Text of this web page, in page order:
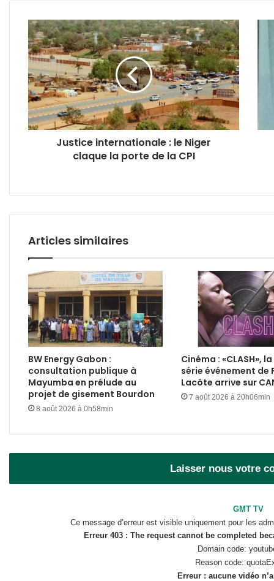
Justice
internationale
:
le
Niger
claque
la
porte
de
Justice internationale : le Niger
claque la porte de la CPI
de
Articles similaires
BW Energy Gabon :
consultation publique à
Mayumba en prélude au
projet de gisement Bourdon
8 août 2026 à 0h58min
Cinéma : «CLASH»,
série événement de
Lacôte arrive sur
7 août 2026 à 20h06min
Laisser nous votre
GMT TV
Ce message d’erreur est visible uniquement pour les
Erreur 403 : The request cannot be completed
Domain code:
Reason code:
Erreur : aucune vidéo